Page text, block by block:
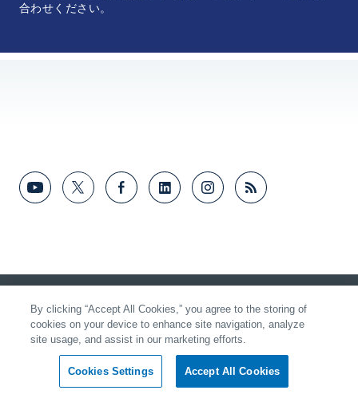
合わせください。
フィードバック
By clicking “Accept All Cookies,” you agree to the storing of
cookies on your device to enhance site navigation, analyze
site usage, and assist in our marketing efforts.
Cookies Settings Accept All Cookies